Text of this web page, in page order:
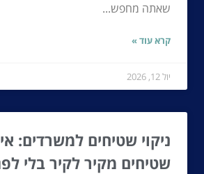
שאתה מחפש...
קרא עוד »
יול 12, 2026
ניקוי שטיחים למשרדים:
שטיחים מקיר לקיר בלי